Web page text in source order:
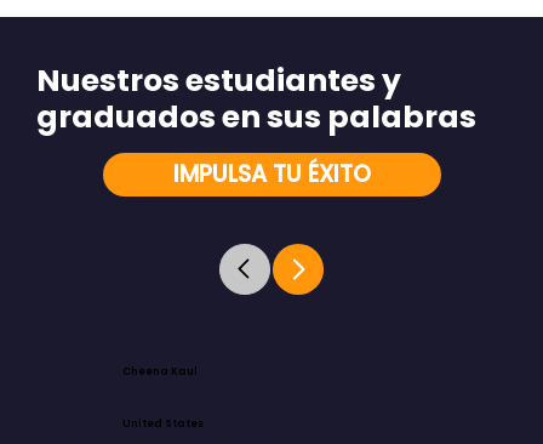
IMPULSA TU ÉXITO
Nuestros estudiantes y
graduados en sus palabras
Cheena Kaul
United States